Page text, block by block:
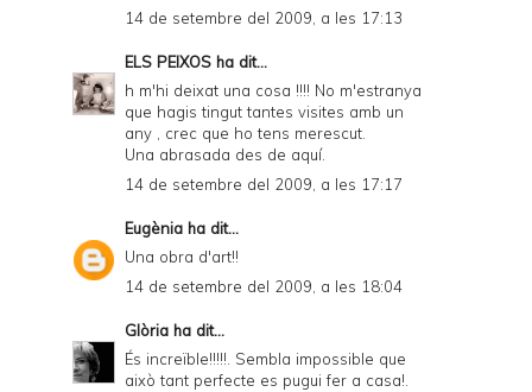
14 de setembre del 2009, a les 17:13
ELS PEIXOS ha dit...
h m'hi deixat una cosa !!!! No m'estranya
que hagis tingut tantes visites amb un
any , crec que ho tens merescut.
Una abrasada des de aquí.
14 de setembre del 2009, a les 17:17
Eugènia ha dit...
Una obra d'art!!
14 de setembre del 2009, a les 18:04
Glòria ha dit...
És increïble!!!!!. Sembla impossible que
això tant perfecte es pugui fer a casa!.